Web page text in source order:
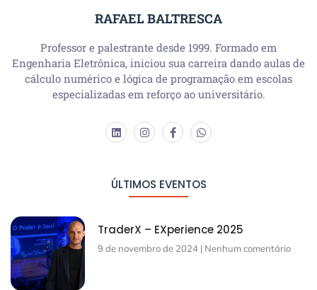
RAFAEL BALTRESCA
Professor e palestrante desde 1999. Formado em
Engenharia Eletrônica, iniciou sua carreira dando aulas de
cálculo numérico e lógica de programação em escolas
especializadas em reforço ao universitário.
ÚLTIMOS EVENTOS
TraderX – EXperience 2025
9 de novembro de 2024 Nenhum comentário